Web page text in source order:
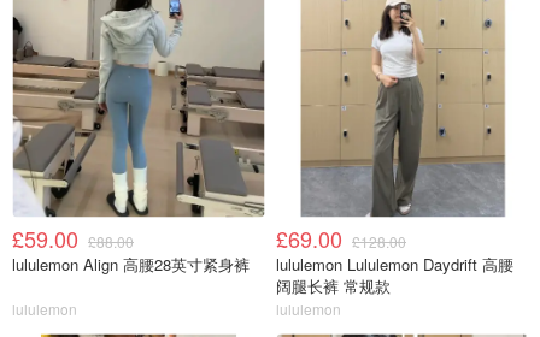
£59.00 £88.00
lululemon Align 高腰28英寸紧身裤
lululemon
£69.00 £128.00
lululemon Lululemon Daydrift 高腰
阔腿长裤 常规款
lululemon